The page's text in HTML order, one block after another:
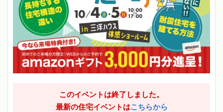
このイベントは終了しました。
最新の住宅イベントはこちらから